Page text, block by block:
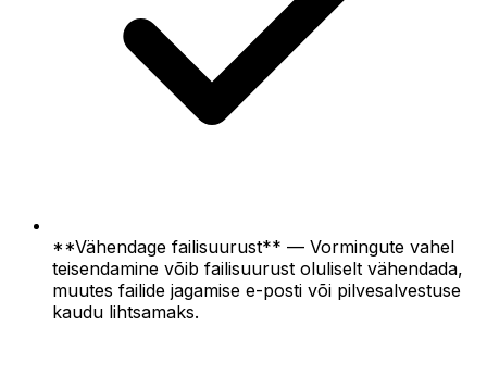
**Vähendage failisuurust** — Vormingute vahel
teisendamine võib failisuurust oluliselt vähendada,
muutes failide jagamise e-posti või pilvesalvestuse
kaudu lihtsamaks.